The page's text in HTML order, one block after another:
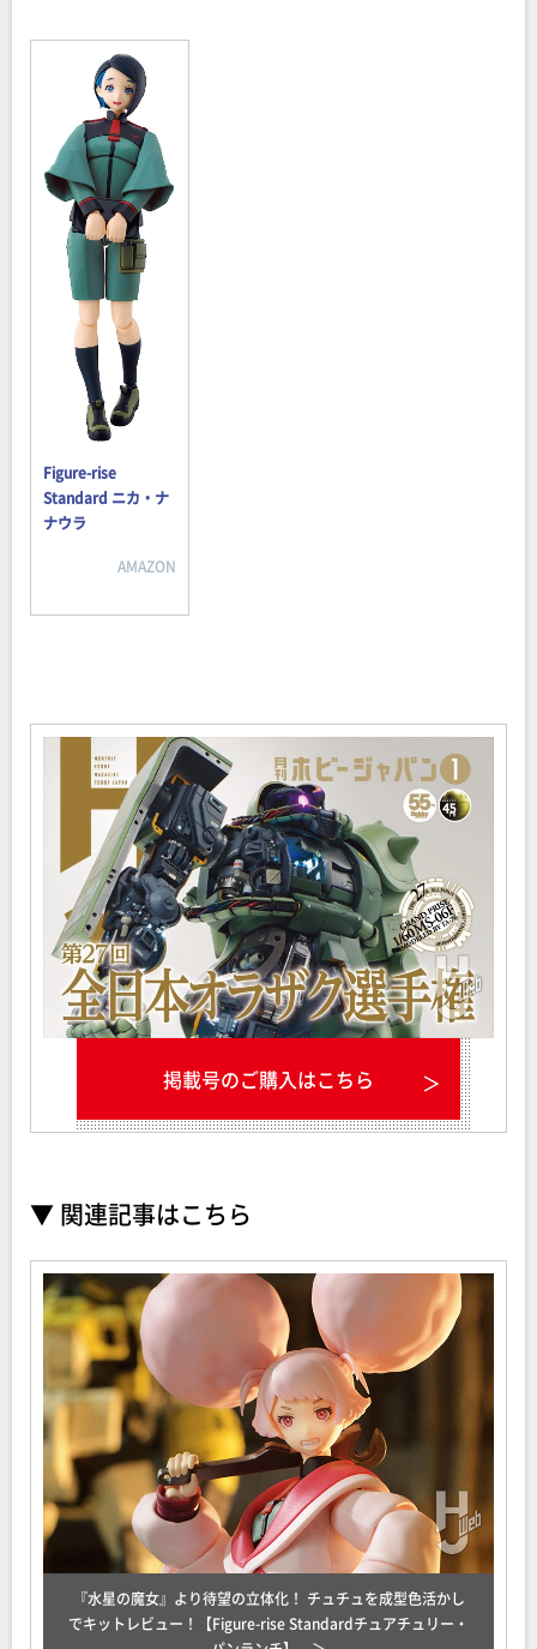
Figure-rise
Standard ニカ・ナ
ナウラ
AMAZON
掲載号のご購入はこちら
▼ 関連記事はこちら
『水星の魔女』より待望の立体化！ チュチュを成型色活かし
でキットレビュー！【Figure-rise Standardチュアチュリー・